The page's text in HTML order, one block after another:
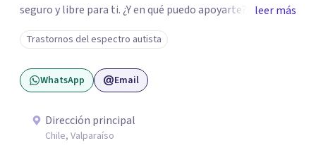
seguro y libre para ti. ¿Y en qué puedo apoyarte? Si tienes
la intuición de ser autista, realizo la Evaluación
Diagnóstica utilizando protocolos de alta precisión
(incluyendo la formación en ADOS-2 y Diplomas UV). Te
entrego un informe que le da nombre y comprensión a tu
que "enmascarar" tu identidad por años, mi trabajo está
profundamente basado en la comprensión del Trauma
leer más
Trastornos del espectro autista
WhatsApp Email
Dirección principal
Chile, Valparaíso